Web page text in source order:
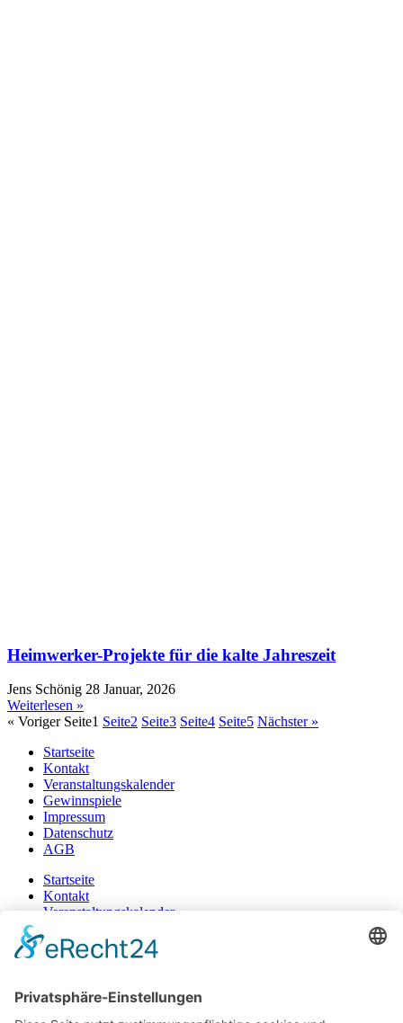
Heimwerker-Projekte für die kalte Jahreszeit
Jens Schönig 28 Januar, 2026
Weiterlesen »
« Voriger Seite1 Seite2 Seite3 Seite4 Seite5 Nächster »
Startseite
Kontakt
Veranstaltungskalender
Gewinnspiele
Impressum
Datenschutz
AGB
Startseite
Kontakt
Veranstaltungskalender
Impressum
Datenschutz
+49 471 983 37-0